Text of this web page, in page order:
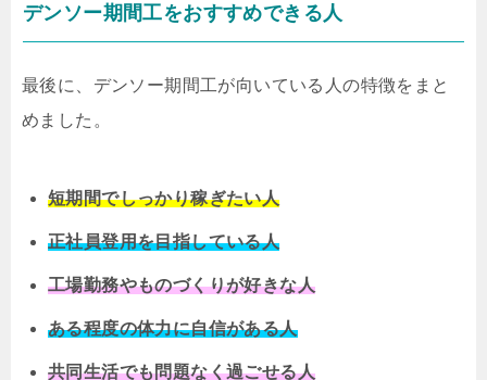
デンソー期間工をおすすめできる人
最後に、デンソー期間工が向いている人の特徴をまと
めました。
短期間でしっかり稼ぎたい人
正社員登用を目指している人
工場勤務やものづくりが好きな人
ある程度の体力に自信がある人
共同生活でも問題なく過ごせる人